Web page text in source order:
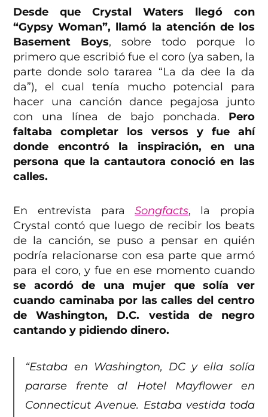
Desde que Crystal Waters llegó con
“Gypsy Woman”, llamó la atención de los
Basement Boys, sobre todo porque lo
primero que escribió fue el coro (ya saben, la
parte donde solo tararea “La da dee la da
da”), el cual tenía mucho potencial para
hacer una canción dance pegajosa junto
con una línea de bajo ponchada. Pero
faltaba completar los versos y fue ahí
donde encontró la inspiración, en una
persona que la cantautora conoció en las
calles.
En entrevista paraSongfacts, la propia
Crystal contó que luego de recibir los beats
de la canción, se puso a pensar en quién
podría relacionarse con esa parte que armó
para el coro, y fue en ese momento cuando
se acordó de una mujer que solía ver
cuando caminaba por las calles del centro
de Washington, D.C. vestida de negro
cantando y pidiendo dinero.
“Estaba en Washington, DC y ella solía
pararse frente al Hotel Mayflower en
Connecticut Avenue. Estaba vestida toda